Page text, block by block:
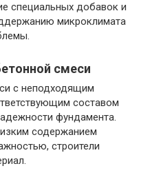
специальных добавок и
микроклимата
смеси
с неподходящим
составом
фундамента.
содержанием
строители